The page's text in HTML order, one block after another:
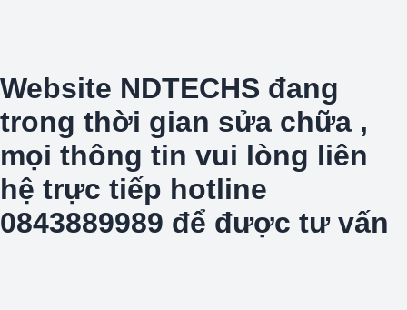
Website NDTECHS đang
trong thời gian sửa chữa ,
mọi thông tin vui lòng liên
hệ trực tiếp hotline
0843889989 để được tư vấn